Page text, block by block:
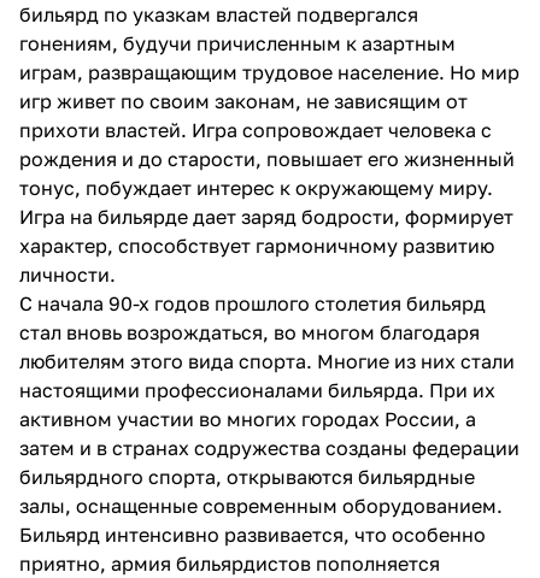
бильярд по указкам властей подвергался
гонениям, будучи причисленным к азартным
играм, развращающим трудовое население. Но мир
игр живет по своим законам, не зависящим от
прихоти властей. Игра сопровождает человека с
рождения и до старости, повышает его жизненный
тонус, побуждает интерес к окружающему миру.
Игра на бильярде дает заряд бодрости, формирует
характер, способствует гармоничному развитию
личности.
С начала 90-х годов прошлого столетия бильярд
стал вновь возрождаться, во многом благодаря
любителям этого вида спорта. Многие из них стали
настоящими профессионалами бильярда. При их
активном участии во многих городах России, а
затем и в странах содружества созданы федерации
бильярдного спорта, открываются бильярдные
залы, оснащенные современным оборудованием.
Бильярд интенсивно развивается, что особенно
приятно, армия бильярдистов пополняется